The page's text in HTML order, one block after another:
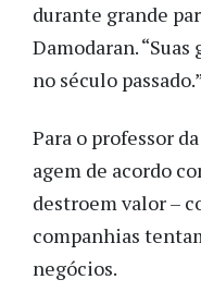
durante grande
Damodaran.
no século
Para o professor
agem de acordo
destroem valor –
companhias
negócios.